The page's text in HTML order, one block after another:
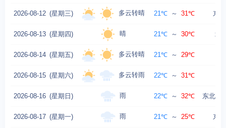
2026-08-12 (星期三) 多云转晴 21℃ ～ 31℃ 东
2026-08-13 (星期四) 晴 21℃ ～ 30℃ 北
2026-08-14 (星期五) 多云转晴 21℃ ～ 29℃
2026-08-15 (星期六) 多云转雨 22℃ ～ 31℃
2026-08-16 (星期日) 雨 22℃ ～ 32℃ 东北风
2026-08-17 (星期一) 雨 21℃ ～ 25℃ 东